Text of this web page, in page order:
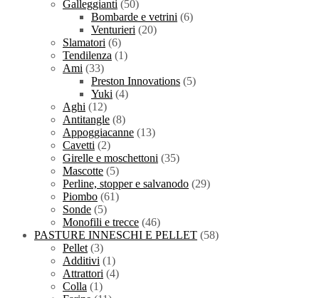
Galleggianti (50)
Bombarde e vetrini (6)
Venturieri (20)
Slamatori (6)
Tendilenza (1)
Ami (33)
Preston Innovations (5)
Yuki (4)
Aghi (12)
Antitangle (8)
Appoggiacanne (13)
Cavetti (2)
Girelle e moschettoni (35)
Mascotte (5)
Perline, stopper e salvanodo (29)
Piombo (61)
Sonde (5)
Monofili e trecce (46)
PASTURE INNESCHI E PELLET (58)
Pellet (3)
Additivi (1)
Attrattori (4)
Colla (1)